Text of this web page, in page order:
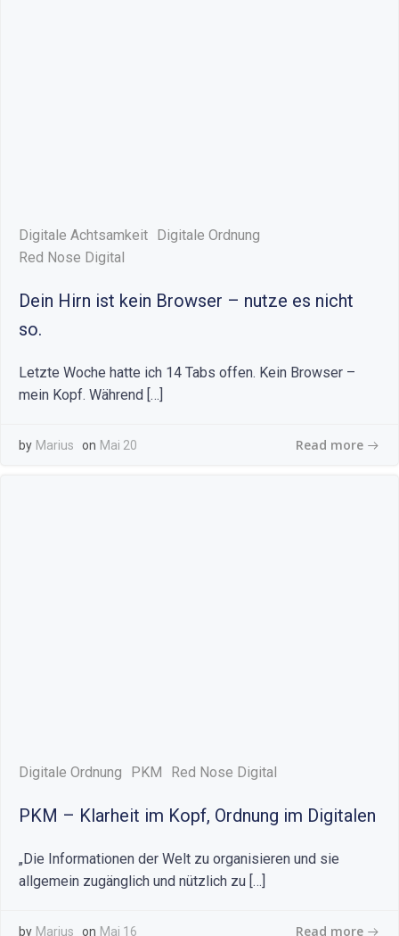
Digitale Achtsamkeit Digitale Ordnung
Red Nose Digital
Dein Hirn ist kein Browser – nutze es nicht
so.
Letzte Woche hatte ich 14 Tabs offen. Kein Browser –
mein Kopf. Während […]
by Marius on Mai 20 Read more
Digitale Ordnung PKM Red Nose Digital
PKM – Klarheit im Kopf, Ordnung im Digitalen
„Die Informationen der Welt zu organisieren und sie
allgemein zugänglich und nützlich zu […]
by Marius on Mai 16 Read more